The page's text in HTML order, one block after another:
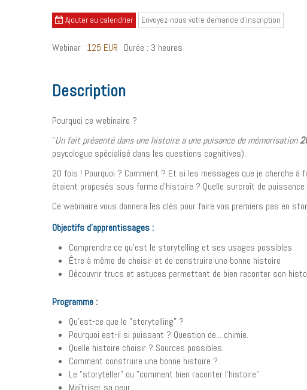
Ajouter au calendrier Envoyez-nous votre demande d'inscription
Webinar 125 EUR Durée : 3 heures
Description
Pourquoi ce webinaire ?
"Un fait présenté dans une histoire a une puisance de mémorisation
psycologue spécialisé dans les questions cognitives).
20 fois ! Pourquoi ? Comment ? Et si les messages que je cherche
étaient proposés sous forme d'histoire ? Quelle surcroît de puissance
Ce webinaire vous donnera les clés pour faire vos premiers pas en
Objectifs d’apprentissages :
Comprendre ce qu'est le storytelling et ses usages possibles
Être à même de choisir et de construire une bonne histoire
Découvrir trucs et astuces permettant de bien raconter son
Programme :
Qu'est-ce que le "storytelling" ?
Pourquoi est-il si puissant ? Question de... chimie.
Quelle histoire choisir ? Sources possibles.
Comment construire une bonne histoire ?
Le "storyteller" ou "comment bien raconter l'histoire"